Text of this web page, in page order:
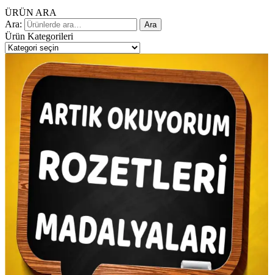
ÜRÜN ARA
Ara:
Ara
Ürün Kategorileri